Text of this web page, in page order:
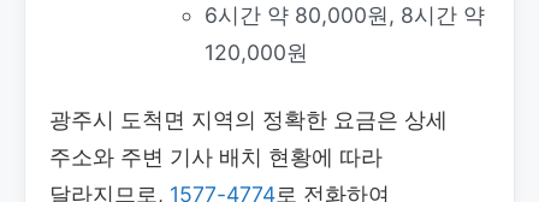
6시간 약 80,000원, 8시간 약
120,000원
광주시 도척면 지역의 정확한 요금은 상세
주소와 주변 기사 배치 현황에 따라
달라지므로, 1577-4774로 전화하여